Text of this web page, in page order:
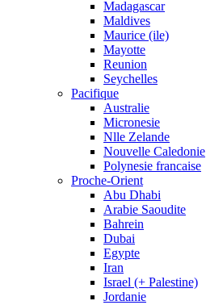
Madagascar
Maldives
Maurice (ile)
Mayotte
Reunion
Seychelles
Pacifique
Australie
Micronesie
Nlle Zelande
Nouvelle Caledonie
Polynesie francaise
Proche-Orient
Abu Dhabi
Arabie Saoudite
Bahrein
Dubai
Egypte
Iran
Israel (+ Palestine)
Jordanie